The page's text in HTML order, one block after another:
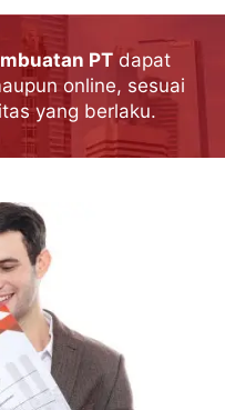
PT dapat
online, sesuai
yang berlaku.